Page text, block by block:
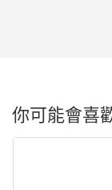
你可能會喜